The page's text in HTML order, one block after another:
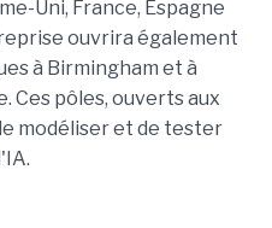
Uni, France, Espagne
ouvrira également
à Birmingham et à
Ces pôles, ouverts aux
modéliser et de tester